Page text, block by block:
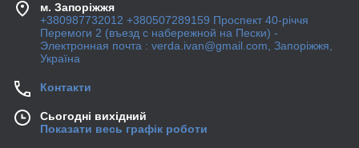
м. Запоріжжя
+380987732012 +380507289159 Проспект 40-рiччя
Перемоги 2 (въезд с набережной на Пески) -
Электронная почта : verda.ivan@gmail.com, Запоріжжя,
Україна
Контакти
Сьогодні вихідний
Показати весь графік роботи